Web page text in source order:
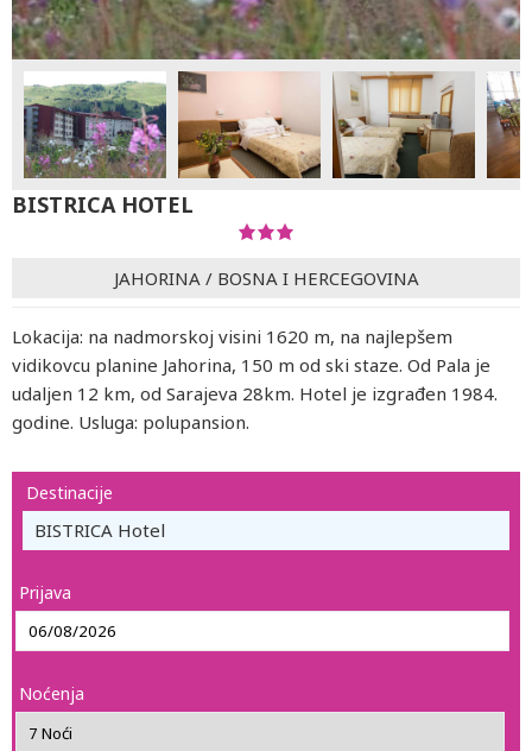
BISTRICA HOTEL
JAHORINA / BOSNA I HERCEGOVINA
Lokacija: na nadmorskoj visini 1620 m, na najlepšem
vidikovcu planine Jahorina, 150 m od ski staze. Od Pala je
udaljen 12 km, od Sarajeva 28km. Hotel je izgrađen 1984.
godine. Usluga: polupansion.
Destinacije
BISTRICA Hotel
Prijava
Noćenja